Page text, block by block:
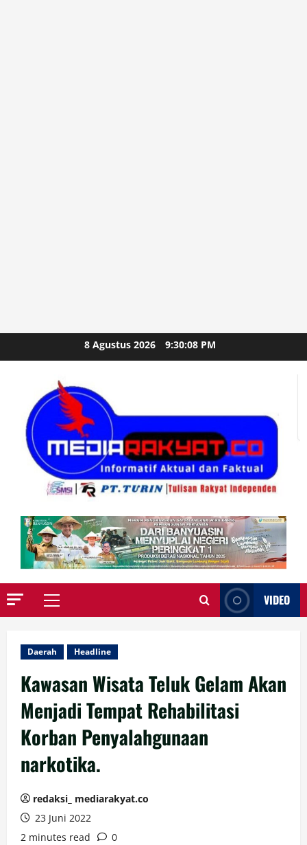
to
8 Agustus 2026 9:30:09 PM
Primary
VIDEO
Daerah Headline
Kawasan Wisata Teluk Gelam Akan
Menjadi Tempat Rehabilitasi
Korban Penyalahgunaan
narkotika.
redaksi_ mediarakyat.co
23 Juni 2022
2 minutes read
0